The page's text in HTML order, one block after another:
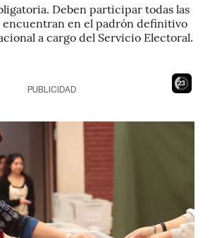
Deben participar todas las
encuentran en el padrón definitivo
a cargo del Servicio Electoral.
21
PUBLICIDAD